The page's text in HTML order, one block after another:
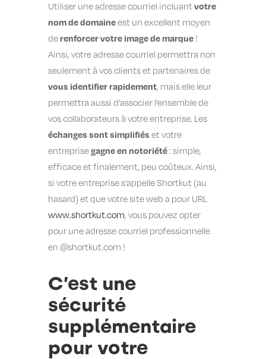
Utiliser une adresse courriel incluant votre
nom de domaineest un excellent moyen
derenforcer votre image de marque!
Ainsi, votre adresse courriel permettra non
seulement à vos clients et partenaires de
vous identifier rapidement, mais elle leur
permettra aussi d’associer l’ensemble de
vos collaborateurs à votre entreprise. Les
échanges sont simplifiés et votre
entreprisegagne en notoriété: simple,
efficace et finalement, peu coûteux. Ainsi,
si votre entreprise s’appelle Shortkut (au
hasard) et que votre site web a pour URL
www.shortkut.com, vous pouvez opter
pour une adresse courriel professionnelle
en @shortkut.com !
C’est une
sécurité
supplémentaire
pour votre